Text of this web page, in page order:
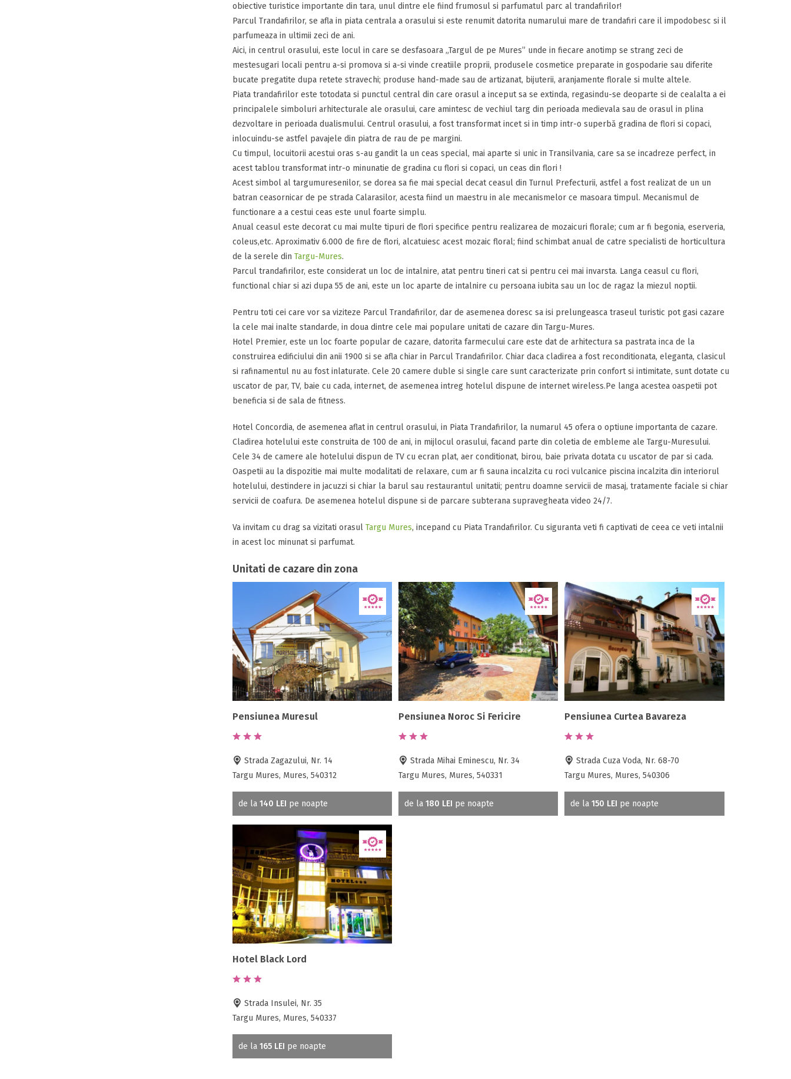
obiective turistice importante din tara, unul dintre ele fiind frumosul si parfumatul parc al trandafirilor!
Parcul Trandafirilor, se afla in piata centrala a orasului si este renumit datorita numarului mare de trandafiri care il impodobesc si il
parfumeaza in ultimii zeci de ani.
Aici, in centrul orasului, este locul in care se desfasoara „Targul de pe Mures” unde in fiecare anotimp se strang zeci de
mestesugari locali pentru a-si promova si a-si vinde creatiile proprii, produsele cosmetice preparate in gospodarie sau diferite
bucate pregatite dupa retete stravechi; produse hand-made sau de artizanat, bijuterii, aranjamente florale si multe altele.
Piata trandafirilor este totodata si punctul central din care orasul a inceput sa se extinda, regasindu-se deoparte si de cealalta a ei
principalele simboluri arhitecturale ale orasului, care amintesc de vechiul targ din perioada medievala sau de orasul in plina
dezvoltare in perioada dualismului. Centrul orasului, a fost transformat incet si in timp intr-o superbă gradina de flori si copaci,
inlocuindu-se astfel pavajele din piatra de rau de pe margini.
Cu timpul, locuitorii acestui oras s-au gandit la un ceas special, mai aparte si unic in Transilvania, care sa se incadreze perfect, in
acest tablou transformat intr-o minunatie de gradina cu flori si copaci, un ceas din flori !
Acest simbol al targumuresenilor, se dorea sa fie mai special decat ceasul din Turnul Prefecturii, astfel a fost realizat de un un
batran ceasornicar de pe strada Calarasilor, acesta fiind un maestru in ale mecanismelor ce masoara timpul. Mecanismul de
functionare a a cestui ceas este unul foarte simplu.
Anual ceasul este decorat cu mai multe tipuri de flori specifice pentru realizarea de mozaicuri florale; cum ar fi begonia, eserveria,
coleus,etc. Aproximativ 6.000 de fire de flori, alcatuiesc acest mozaic floral; fiind schimbat anual de catre specialisti de horticultura
de la serele din Targu-Mures.
Parcul trandafirilor, este considerat un loc de intalnire, atat pentru tineri cat si pentru cei mai invarsta. Langa ceasul cu flori,
functional chiar si azi dupa 55 de ani, este un loc aparte de intalnire cu persoana iubita sau un loc de ragaz la miezul noptii.
Pentru toti cei care vor sa viziteze Parcul Trandafirilor, dar de asemenea doresc sa isi prelungeasca traseul turistic pot gasi cazare
la cele mai inalte standarde, in doua dintre cele mai populare unitati de cazare din Targu-Mures.
Hotel Premier, este un loc foarte popular de cazare, datorita farmecului care este dat de arhitectura sa pastrata inca de la
construirea edificiului din anii 1900 si se afla chiar in Parcul Trandafirilor. Chiar daca cladirea a fost reconditionata, eleganta, clasicul
si rafinamentul nu au fost inlaturate. Cele 20 camere duble si single care sunt caracterizate prin confort si intimitate, sunt dotate cu
uscator de par, TV, baie cu cada, internet, de asemenea intreg hotelul dispune de internet wireless.Pe langa acestea oaspetii pot
beneficia si de sala de fitness.
Hotel Concordia, de asemenea aflat in centrul orasului, in Piata Trandafirilor, la numarul 45 ofera o optiune importanta de cazare.
Cladirea hotelului este construita de 100 de ani, in mijlocul orasului, facand parte din coletia de embleme ale Targu-Muresului.
Cele 34 de camere ale hotelului dispun de TV cu ecran plat, aer conditionat, birou, baie privata dotata cu uscator de par si cada.
Oaspetii au la dispozitie mai multe modalitati de relaxare, cum ar fi sauna incalzita cu roci vulcanice piscina incalzita din interiorul
hotelului, destindere in jacuzzi si chiar la barul sau restaurantul unitatii; pentru doamne servicii de masaj, tratamente faciale si chiar
servicii de coafura. De asemenea hotelul dispune si de parcare subterana supravegheata video 24/7.
Va invitam cu drag sa vizitati orasul Targu Mures, incepand cu Piata Trandafirilor. Cu siguranta veti fi captivati de ceea ce veti intalnii
in acest loc minunat si parfumat.
Unitati de cazare din zona
Pensiunea Muresul
Strada Zagazului, Nr. 14
Targu Mures, Mures, 540312
de la 140 LEI pe noapte
Pensiunea Noroc Si Fericire
Strada Mihai Eminescu, Nr. 34
Targu Mures, Mures, 540331
de la 180 LEI pe noapte
Pensiunea Curtea Bavareza
Strada Cuza Voda, Nr. 68-70
Targu Mures, Mures, 540306
de la150 LEI pe noapte
Hotel Black Lord
Strada Insulei, Nr. 35
Targu Mures, Mures, 540337
de la 165 LEI pe noapte